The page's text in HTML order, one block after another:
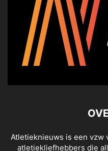
Atletieknieuws is een vzw
atletiekliefhebbers die